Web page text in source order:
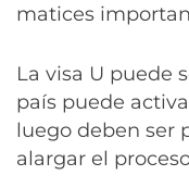
matices
La visa U puede
país puede
luego deben ser
alargar el